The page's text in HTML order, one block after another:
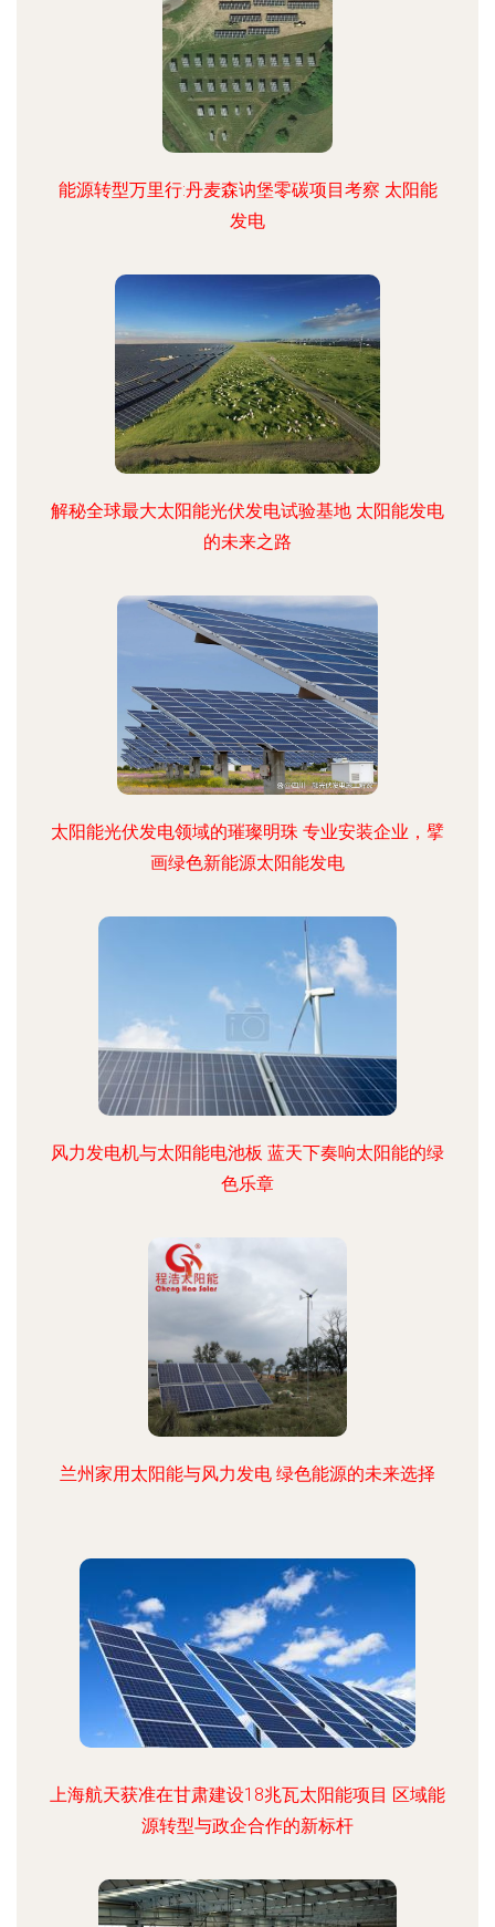
能源转型万里行:丹麦森讷堡零碳项目考察 太阳能
发电
解秘全球最大太阳能光伏发电试验基地 太阳能发电
的未来之路
太阳能光伏发电领域的璀璨明珠 专业安装企业，擘
画绿色新能源太阳能发电
风力发电机与太阳能电池板 蓝天下奏响太阳能的绿
色乐章
兰州家用太阳能与风力发电 绿色能源的未来选择
上海航天获准在甘肃建设18兆瓦太阳能项目 区域能
源转型与政企合作的新标杆